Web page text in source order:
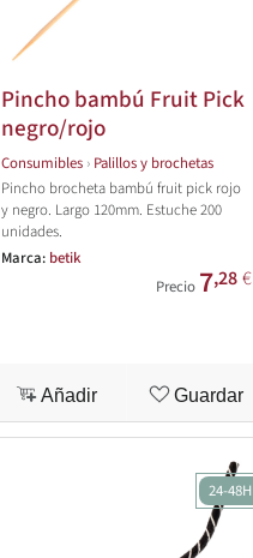
Pincho bambú Fruit Pick
negro/rojo
Consumibles › Palillos y brochetas
Pincho brocheta bambú fruit pick rojo
y negro. Largo 120mm. Estuche 200
unidades.
Marca: betik
Precio 7,28€
Añadir Guardar
24-48H